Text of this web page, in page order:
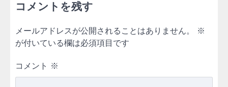
コメントを残す
メールアドレスが公開されることはありません。
※
が付いている欄は必須項目です
コメント ※